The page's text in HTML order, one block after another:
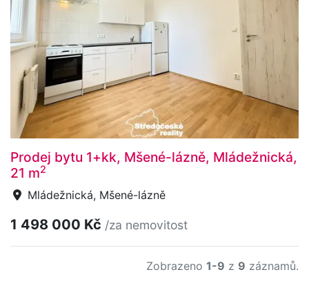
Prodej bytu 1+kk, Mšené-lázně, Mládežnická,
21 m2
Mládežnická, Mšené-lázně
1 498 000 Kč /za nemovitost
Zobrazeno 1-9 z 9 záznamů.